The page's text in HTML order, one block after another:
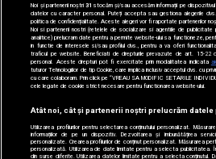
Urmărește-ne
Noi și partenerii noștri31 stocăm și/sau accesăm informații pe dispozitivul
datelor cu caracter personal. Puteți accepta sau gestiona alegerile
politica de confidențialitate. Aceste alegeri vor fi raportate partenerilor
Noi si partenerii nostri (retelele de socializare si agentiile de
analitice) prelucram date pentru a permite website-ului sa functioneze,
in functie de interesele si/sau profilul dvs., pentru a va oferi
traficul pe website. Beneficiati de drepturile prevazute de art. 15-22
personal. Aceste drepturi pot fi exercitate prin modalitatea indicata
tuturor Tehnologiilor de tip Cookie, care implica inclusiv acceptul dvs. cu
cu care colaboram. Prin click pe “VREAU SA MODIFIC SETARILE
cele legate de cookie strict necesare pentru functionarea website-ului.
Atât noi, cât și partenerii noștri prelucrăm datele
Utilizarea profilurilor pentru selectarea conținutului personalizat.
informațiilor de pe un dispozitiv. Dezvoltarea și îmbunătățirea
personalizate. Crearea profilurilor de conținut personalizat. Măsurarea
personalizată. Utilizarea de date limitate pentru a selecta publicitatea.
din surse diferite. Utilizarea datelor limitate pentru a selecta conținutul.